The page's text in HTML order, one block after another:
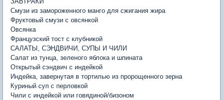
Смузи из замороженного манго для сжигания жира
Фруктовый смузи с овсянкой
Овсянка
Французский тост с клубникой
САЛАТЫ, СЭНДВИЧИ, СУПЫ И ЧИЛИ
Салат из тунца, зеленого яблока и шпината
Открытый сэндвич с индейкой
Индейка, завернутая в тортилью из пророщенного зерна
Куриный суп с перловкой
Чили с индейкой или говядиной/бизоном